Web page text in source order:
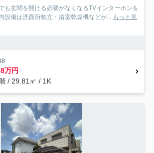
も玄関を開ける必要がなくなるTVインターホンを
設備は洗面所独立・浴室乾燥機などが... もっと見
万円
/ 29.81㎡ / 1K